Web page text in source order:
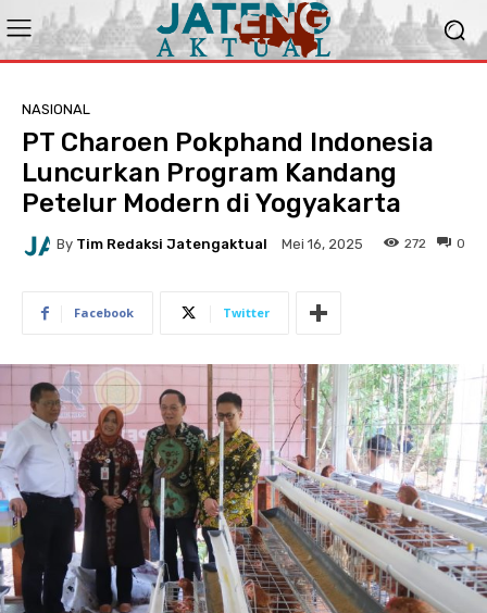
NASIONAL
PT Charoen Pokphand Indonesia
Luncurkan Program Kandang
Petelur Modern di Yogyakarta
By Tim Redaksi Jatengaktual Mei 16, 2025 0
272
Facebook Twitter